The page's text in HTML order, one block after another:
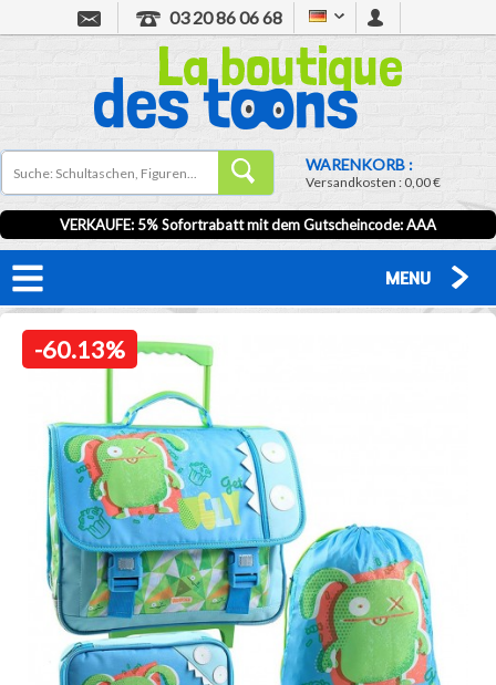
03 20 86 06 68
WARENKORB :
Versandkosten :0,00 €
VERKAUFE: 5% Sofortrabatt mit dem Gutscheincode:AAA
MENU
-60.13%